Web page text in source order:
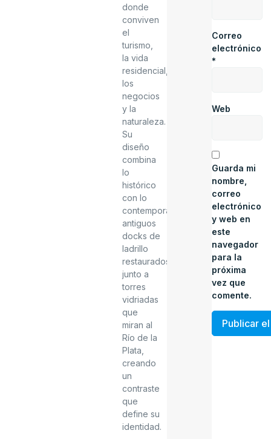
donde
conviven
el
turismo,
la vida
residencial,
los
negocios
y la
naturaleza.
Su
diseño
combina
lo
histórico
con lo
contemporáneo:
antiguos
docks de
ladrillo
restaurados
junto a
torres
vidriadas
que
miran al
Río de la
Plata,
creando
un
contraste
que
define su
identidad.
Correo
electrónico
*
Web
Guarda mi
nombre,
correo
electrónico
y web en
este
navegador
para la
próxima
vez que
comente.